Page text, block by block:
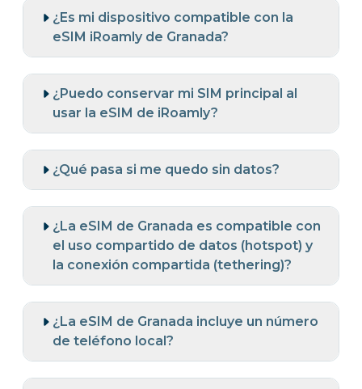
¿Es mi dispositivo compatible con la
eSIM iRoamly de Granada?
¿Puedo conservar mi SIM principal al
usar la eSIM de iRoamly?
¿Qué pasa si me quedo sin datos?
¿La eSIM de Granada es compatible con
el uso compartido de datos (hotspot) y
la conexión compartida (tethering)?
¿La eSIM de Granada incluye un número
de teléfono local?